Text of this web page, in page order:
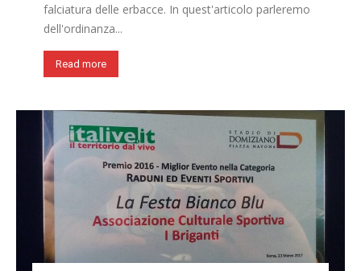
falciatura delle erbacce. In quest'articolo parleremo
dell'ordinanza...
Read more